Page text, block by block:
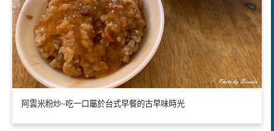
阿雲米粉炒~吃一口屬於台式早餐的古早味時光